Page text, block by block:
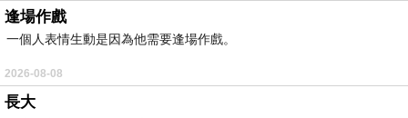
逢場作戲
一個人表情生動是因為他需要逢場作戲。
2026-08-08
長大